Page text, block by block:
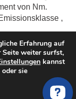
von Nm.
,
für
neue
FORD
GDI
Erfahrung auf
Seite weiter surfst,
kannst
sie